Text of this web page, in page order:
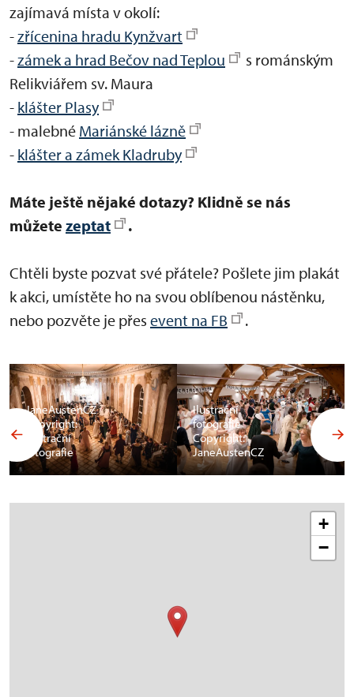
zajímavá místa v okolí:
-zřícenina hradu Kynžvart
-zámek a hrad Bečov nad Teplou
s románským
Relikviářem sv. Maura
- klášter Plasy
- malebné Mariánské lázně
- klášter a zámek Kladruby
Máte ještě nějaké dotazy? Klidně se nás
můžete zeptat .
Chtěli byste pozvat své přátele? Pošlete jim plakát
k akci, umístěte ho na svou oblíbenou nástěnku,
nebo pozvěte je přes event na FB .
JaneAustenCZ
Copyright:
Ilustrační
fotografie
Ilustrační
fotografie
Copyright:
JaneAustenCZ
+
−